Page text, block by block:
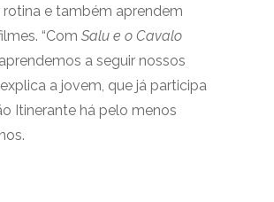
rotina e também aprendem
“Com Salu e o Cavalo
aprendemos a seguir nossos
explica a jovem, que já participa
Itinerante há pelo menos